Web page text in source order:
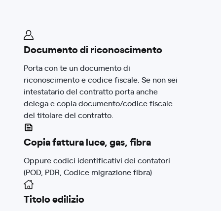
Documento di riconoscimento
Porta con te un documento di
riconoscimento e codice fiscale. Se non sei
intestatario del contratto porta anche
delega e copia documento/codice fiscale
del titolare del contratto.
Copia fattura luce, gas, fibra
Oppure codici identificativi dei contatori
(POD, PDR, Codice migrazione fibra)
Titolo edilizio